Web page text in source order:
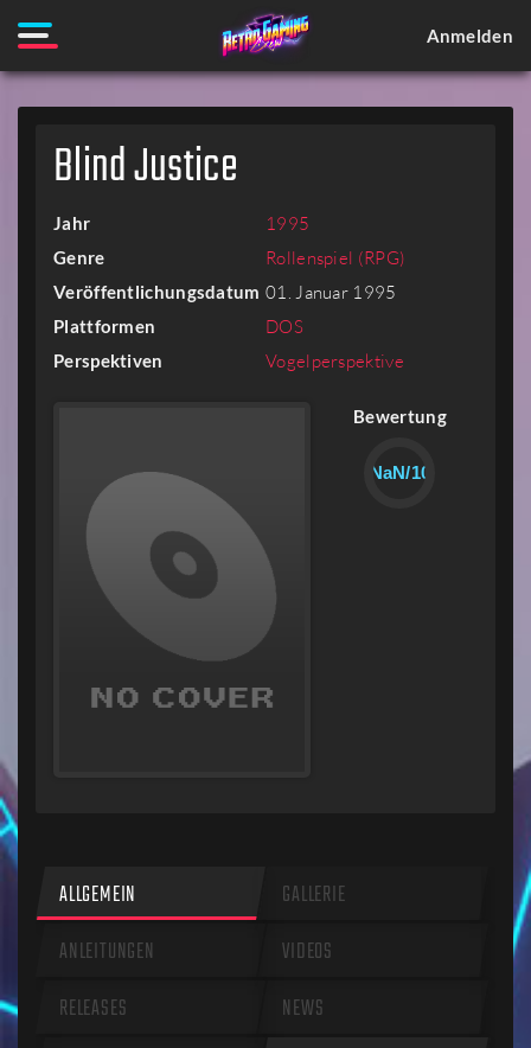
Anmelden
Blind Justice
Jahr 1995
Genre Rollenspiel (RPG)
Veröffentlichungsdatum 01. Januar 1995
Plattformen DOS
Perspektiven Vogelperspektive
Bewertung
NaN/10
ALLGEMEIN
GALLERIE
ANLEITUNGEN
VIDEOS
RELEASES
NEWS